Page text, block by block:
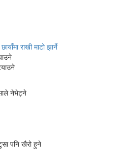
राखी माटो झार्ने
नेभेट्ने
पनि खैरो हुने